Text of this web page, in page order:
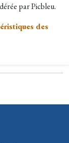
par Picbleu.
des